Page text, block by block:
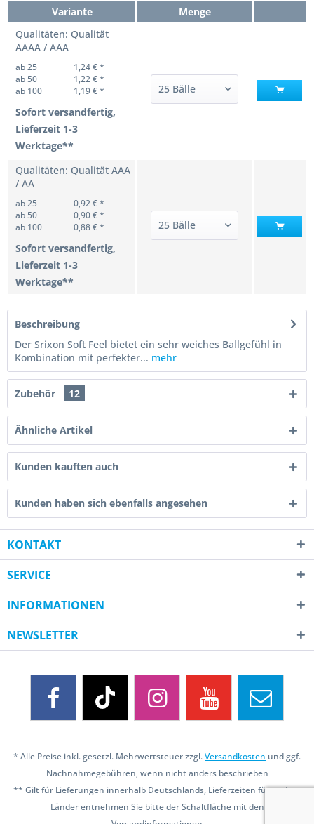
Variante
Menge
Qualitäten: Qualität
AAAA / AAA
ab 25
1,24 € *
ab 50
1,22 € *
ab 100
1,19 € *
Sofort versandfertig,
Lieferzeit 1-3
Werktage**
Qualitäten: Qualität AAA
/ AA
ab 25
0,92 € *
ab 50
0,90 € *
ab 100
0,88 € *
Sofort versandfertig,
Lieferzeit 1-3
Werktage**
Beschreibung
Der Srixon Soft Feel bietet ein sehr weiches Ballgefühl in
Kombination mit perfekter... mehr
Zubehör 12
Ähnliche Artikel
Kunden kauften auch
Kunden haben sich ebenfalls angesehen
KONTAKT
SERVICE
INFORMATIONEN
NEWSLETTER
* Alle Preise inkl. gesetzl. Mehrwertsteuer zzgl.Versandkosten und ggf.
Nachnahmegebühren, wenn nicht anders beschrieben
** Gilt für Lieferungen innerhalb Deutschlands, Lieferzeiten für andere
Länder entnehmen Sie bitte der Schaltfläche mit den